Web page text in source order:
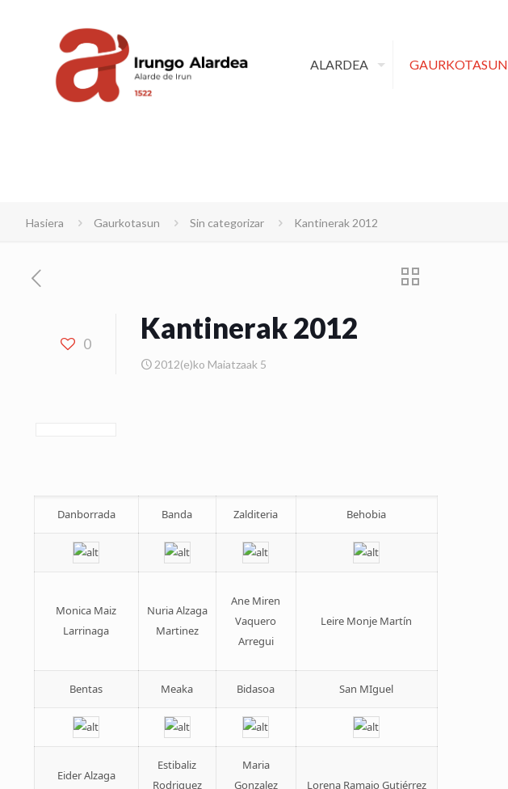
ALARDEA GAURKOTASUN
Hasiera Gaurkotasun Sin categorizar Kantinerak 2012
0 Kantinerak 2012
2012(e)ko Maiatzaak 5
Danborrada Banda Zalditeria Behobia
Monica Maiz
Larrinaga
Nuria Alzaga
Martinez
Ane Miren
Vaquero
Arregui
Leire Monje Martín
Bentas Meaka Bidasoa San MIguel
Eider Alzaga
Estibaliz
Rodriguez
Maria
Gonzalez
Lorena Ramajo Gutiérrez